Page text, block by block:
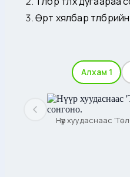
Өөрт хялбар
Алхам 1
Нүүр хуудаснаас